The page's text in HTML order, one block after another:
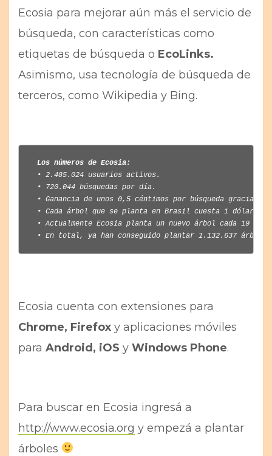
Ecosia para mejorar aún más el servicio de
búsqueda, con características como
etiquetas de búsqueda o EcoLinks.
Asimismo, usa tecnología de búsqueda de
terceros, como Wikipedia y Bing.
Los números de Ecosia:
• 2.485.024 usuarios activos.
• 720.044 búsquedas por día.
• Ganancia de unos 0,5 céntimos por búsqueda gracias
• Cada árbol que se planta en Brasil cuesta 1 dólar.
• Actualmente Ecosia planta un nuevo árbol cada 19
• En total, ya han conseguido plantar 1.132.637
Ecosia cuenta con extensiones para
Chrome, Firefox y aplicaciones móviles
para Android, iOS y Windows Phone.
Para buscar en Ecosia ingresá a
http://www.ecosia.org y empezá a plantar
árboles